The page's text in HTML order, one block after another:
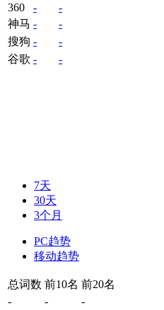
360
-
-
神马 -
-
搜狗 -
-
谷歌 - -
7天
30天
3个月
PC趋势
移动趋势
总词数 前10名 前20名
-
- -